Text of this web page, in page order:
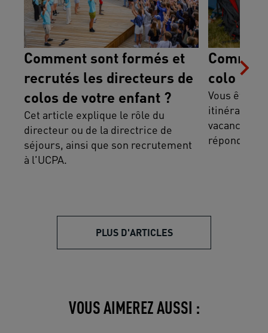
Comment sont formés et
recrutés les directeurs de
colos de votre enfant ?
Cet article explique le rôle du
directeur ou de la directrice de
séjours, ainsi que son recrutement
à l'UCPA.
colo en
Vous êtes
itinérant
vacances
répond à
PLUS D'ARTICLES
VOUS AIMEREZ AUSSI :